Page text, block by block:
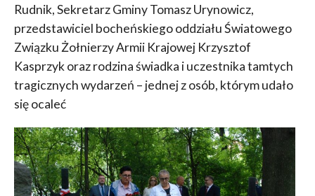
Rudnik, Sekretarz Gminy Tomasz Urynowicz,
przedstawiciel bocheńskiego oddziału Światowego
Związku Żołnierzy Armii Krajowej Krzysztof
Kasprzyk oraz rodzina świadka i uczestnika tamtych
tragicznych wydarzeń – jednej z osób, którym udało
się ocaleć